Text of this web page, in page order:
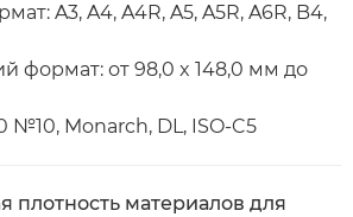
A3, A4, A4R, A5, A5R, A6R, B4,
формат: от 98,0 x 148,0 мм до
№10, Monarch, DL, ISO-C5
плотность материалов для